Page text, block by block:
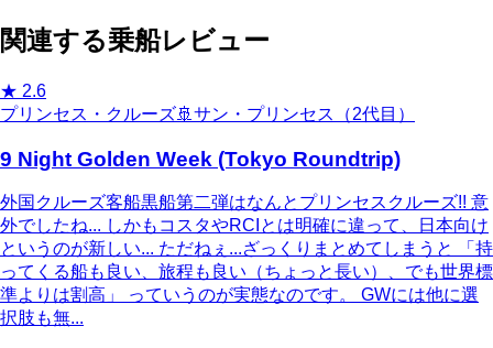
関連する乗船レビュー
★ 2.6
プリンセス・クルーズ🚢 サン・プリンセス（2代目）
9 Night Golden Week (Tokyo Roundtrip)
外国クルーズ客船黒船第二弾はなんとプリンセスクルーズ!! 意
外でしたね... しかもコスタやRCIとは明確に違って、日本向け
というのが新しい... ただねぇ...ざっくりまとめてしまうと 「持
ってくる船も良い、旅程も良い（ちょっと長い）、でも世界標
準よりは割高」 っていうのが実態なのです。 GWには他に選
択肢も無...